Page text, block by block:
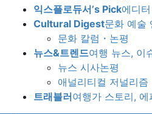
익스플로듀서’s Pick에디
Cultural Digest문화 예술
문화 칼럼・논평
뉴스&트렌드여행 뉴스, 이
뉴스 시사논평
애널리티컬 저널리즘
트래블러여행가 스토리,